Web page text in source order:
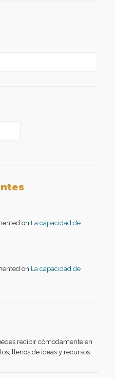
on La capacidad de
on La capacidad de
recibir cómodamente en
llenos de ideas y recursos